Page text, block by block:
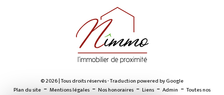
© 2026 | Tous droits réservés - Traduction powered by Google
Plan du site - Mentions légales - Nos honoraires - Liens - Admin -Toutes nos